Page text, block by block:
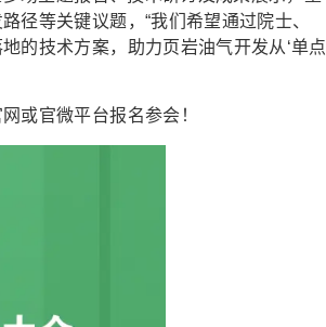
径等关键议题，“我们希望通过院士、
的技术方案，助力页岩油气开发从‘单点
或官微平台报名参会！